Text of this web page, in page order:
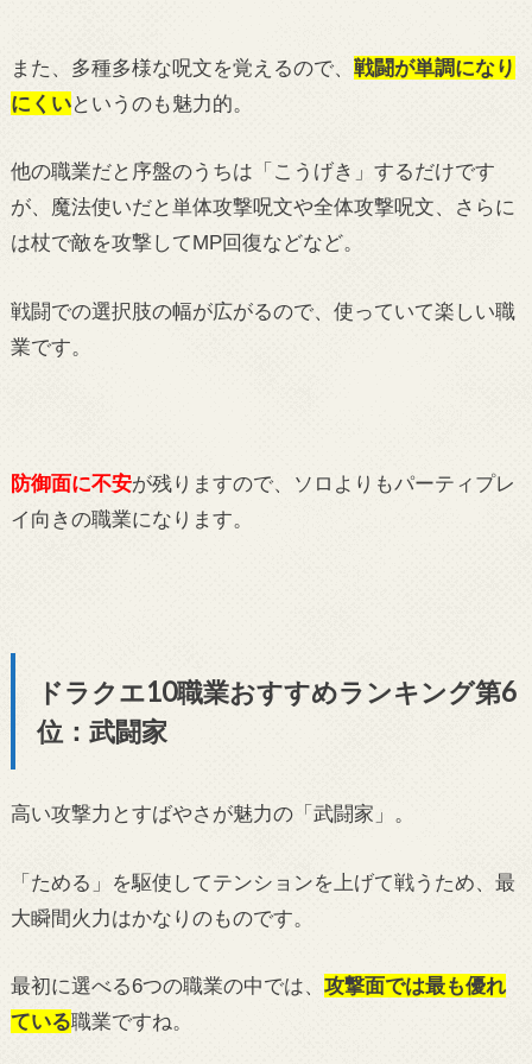
また、多種多様な呪文を覚えるので、 戦闘が単調になり
にくいというのも魅力的。
他の職業だと序盤のうちは「こうげき」するだけです
が、魔法使いだと単体攻撃呪文や全体攻撃呪文、さらに
は杖で敵を攻撃してMP回復などなど。
戦闘での選択肢の幅が広がるので、使っていて楽しい職
業です。
防御面に不安が残りますので、ソロよりもパーティプレ
イ向きの職業になります。
ドラクエ10職業おすすめランキング第6
位：武闘家
高い攻撃力とすばやさが魅力の「武闘家」。
「ためる」を駆使してテンションを上げて戦うため、最
大瞬間火力はかなりのものです。
最初に選べる6つの職業の中では、 攻撃面では最も優れ
ている職業ですね。